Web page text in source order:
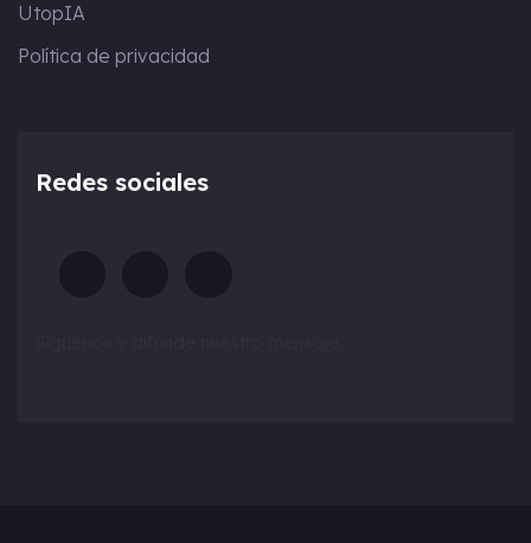
UtopIA
Política de privacidad
Redes sociales